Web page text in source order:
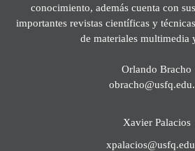
conocimiento, además cuenta con
importantes revistas científicas y
de materiales multimedia
Orlando Bracho
Xavier Palacios